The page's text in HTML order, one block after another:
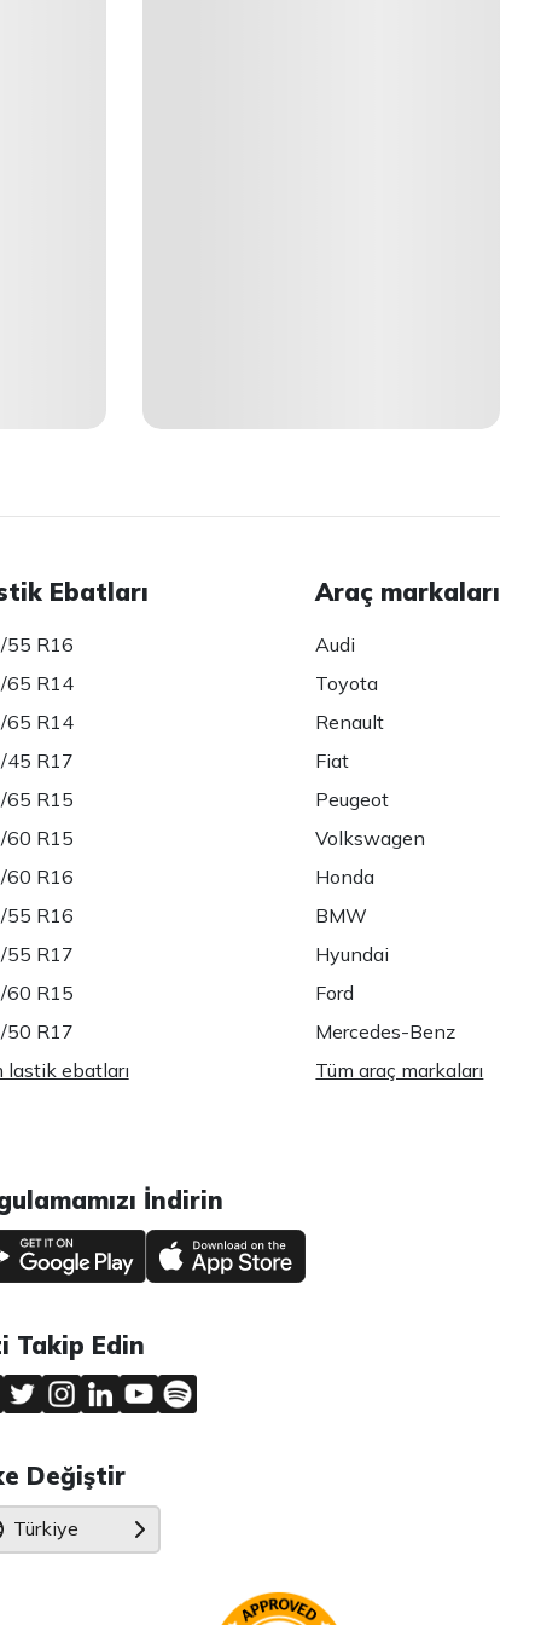
Ebatları
55 R16
65 R14
65 R14
45 R17
65 R15
60 R15
60 R16
55 R16
55 R17
60 R15
50 R17
lastik ebatları
Araç markaları
Audi
Toyota
Renault
Fiat
Peugeot
Volkswagen
Honda
BMW
Hyundai
Ford
Mercedes-Benz
Tüm araç markaları
İndirin
Takip Edin
Değiştir
Türkiye